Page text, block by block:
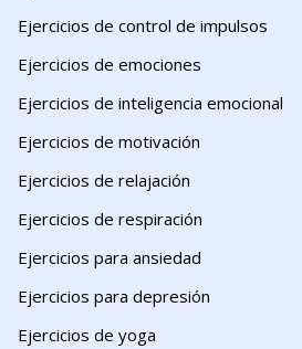
Ejercicios de control de impulsos
Ejercicios de emociones
Ejercicios de inteligencia emocional
Ejercicios de motivación
Ejercicios de relajación
Ejercicios de respiración
Ejercicios para ansiedad
Ejercicios para depresión
Ejercicios de yoga